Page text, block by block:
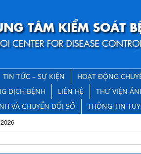
TIN TỨC – SỰ KIỆN
HOẠT ĐỘNG
DỊCH BỆNH
LIÊN HỆ
THƯ VIỆN
VÀ CHUYỂN ĐỔI SỐ
THÔNG TIN